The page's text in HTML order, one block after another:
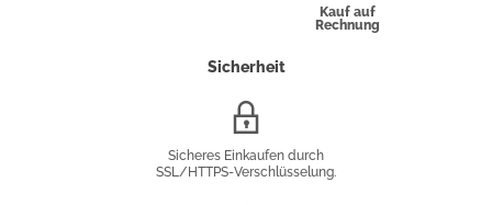
Kauf auf
Rechnung
Sicherheit
Sicheres Einkaufen durch
SSL/HTTPS-Verschlüsselung.